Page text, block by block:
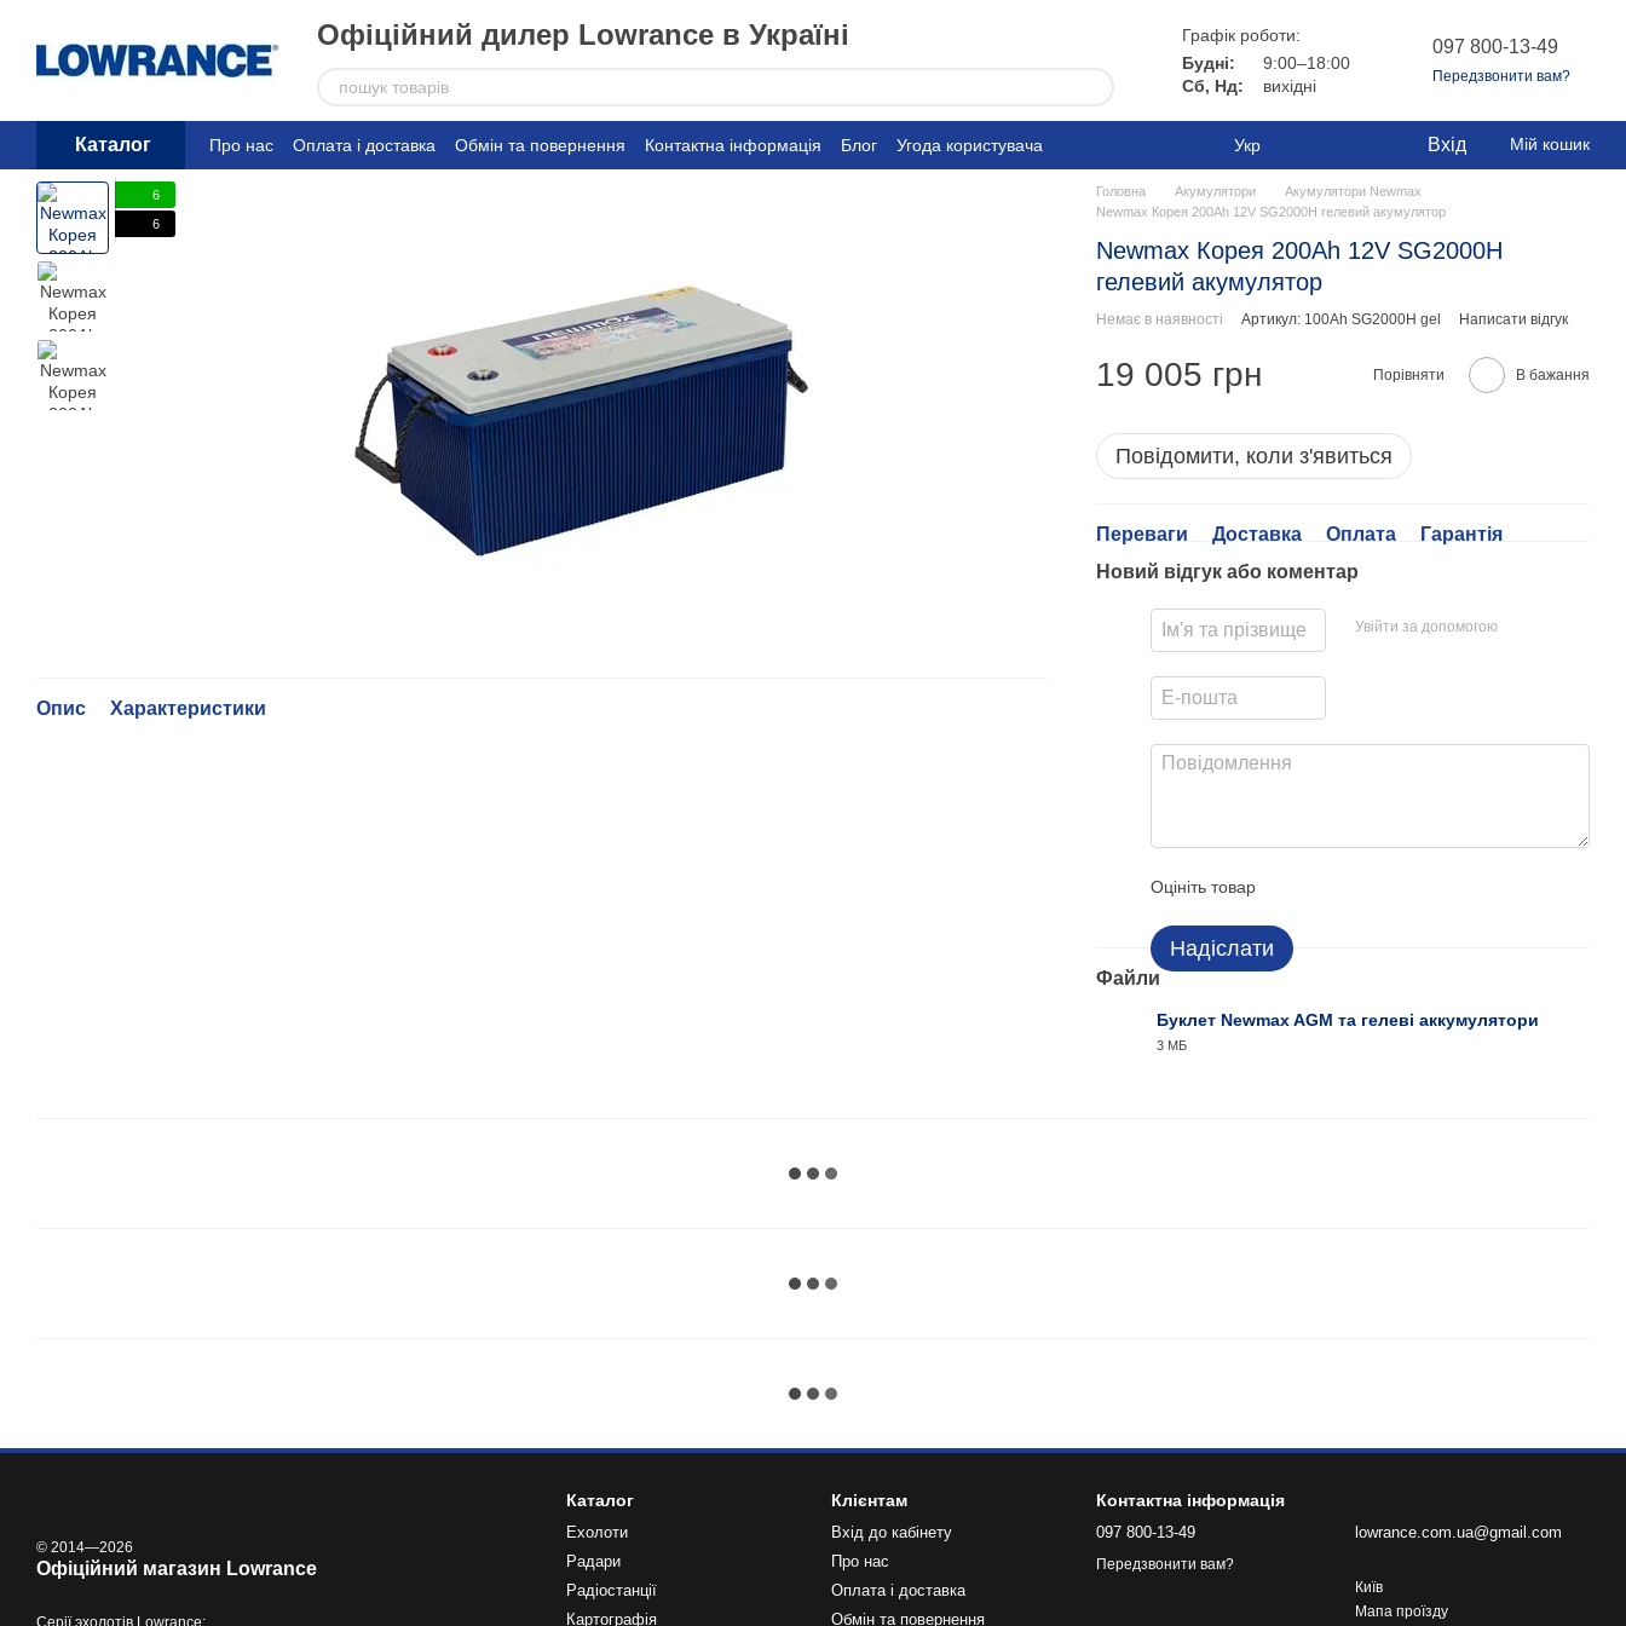
Офіційний дилер Lowrance в Україні
Графік роботи:
Будні:
9:00–18:00
Сб, Нд:
вихідні
097 800-13-49
Передзвонити вам?
Каталог Про нас Оплата і доставка Обмін та повернення Контактна інформація Блог Угода користувача Укр Вхід Мій кошик
6
6
Опис Характеристики
Головна Акумулятори
Акумулятори Newmax
Newmax Корея 200Ah 12V SG2000H гелевий акумулятор
Newmax Корея 200Ah 12V SG2000H
гелевий акумулятор
Немає в наявності Артикул: 100Ah SG2000H gel Написати відгук
19 005 грн Порівняти В бажання
Повідомити, коли з'явиться
Переваги Доставка Оплата
Гарантія
Новий відгук або коментар
Увійти за допомогою
Оцініть товар
Надіслати
Файли
Буклет Newmax AGM та гелеві аккумулятори
3 МБ
© 2014—2026
Офіційний магазин Lowrance
Серіїэхолотів Lowrance:
Каталог
Ехолоти
Радари
Радіостанції
Картографія
Клієнтам
Вхід до кабінету
Про нас
Оплата і доставка
Обмін та повернення
Контактна інформація
097 800-13-49
Передзвонити вам?
lowrance.com.ua@gmail.com
Київ
Мапа проїзду